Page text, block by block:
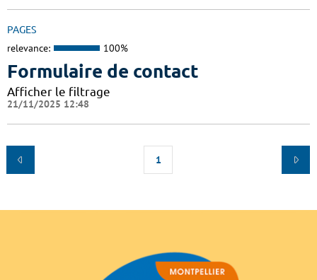
PAGES
relevance: 100%
Formulaire de contact
Afficher le filtrage
21/11/2025 12:48
1